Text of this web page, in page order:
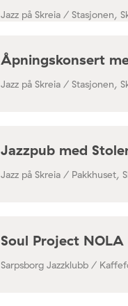
Jazz på Skreia / Stasjonen,
Åpningskonsert
Jazz på Skreia / Stasjonen,
Jazzpub med
Jazz på Skreia / Pakkhuset,
Soul Project NOLA
Sarpsborg Jazzklubb /